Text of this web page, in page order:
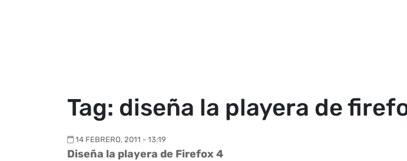
Tag: diseña la playera de
14 FEBRERO, 2011 - 13:19
Diseña la playera de Firefox 4